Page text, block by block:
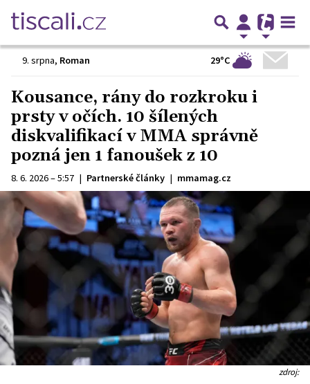
9. srpna, Roman 29°C
Kousance, rány do rozkroku i
prsty v očích. 10 šílených
diskvalifikací v MMA správně
pozná jen 1 fanoušek z 10
8. 6. 2026 – 5:57 | Partnerské články | mmamag.cz
zdroj: